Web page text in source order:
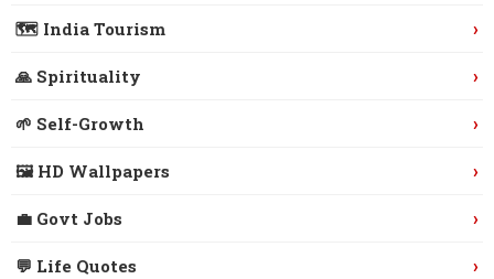
🗺️ India Tourism ›
🙏 Spirituality ›
🌱 Self-Growth ›
🖼️ HD Wallpapers ›
💼 Govt Jobs ›
💬 Life Quotes ›